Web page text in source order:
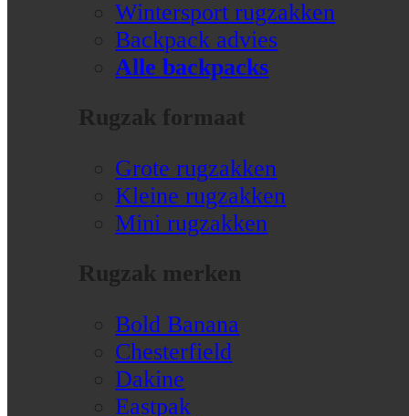
Wintersport rugzakken
Backpack advies
Alle backpacks
Rugzak formaat
Grote rugzakken
Kleine rugzakken
Mini rugzakken
Rugzak merken
Bold Banana
Chesterfield
Dakine
Eastpak